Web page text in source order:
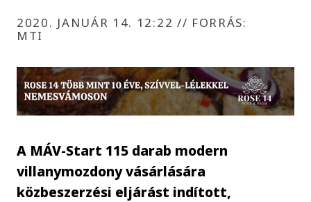
2020. JANUÁR 14. 12:22 // FORRÁS:
MTI
A MÁV-Start 115 darab modern
villanymozdony vásárlására
közbeszerzési eljárást indított,